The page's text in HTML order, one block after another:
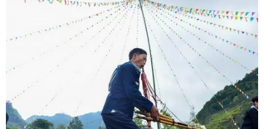
04/08/2026 01:25
Bí mật sau những chung cư không
niên hạn ở Pháp
04/08/2026 01:03